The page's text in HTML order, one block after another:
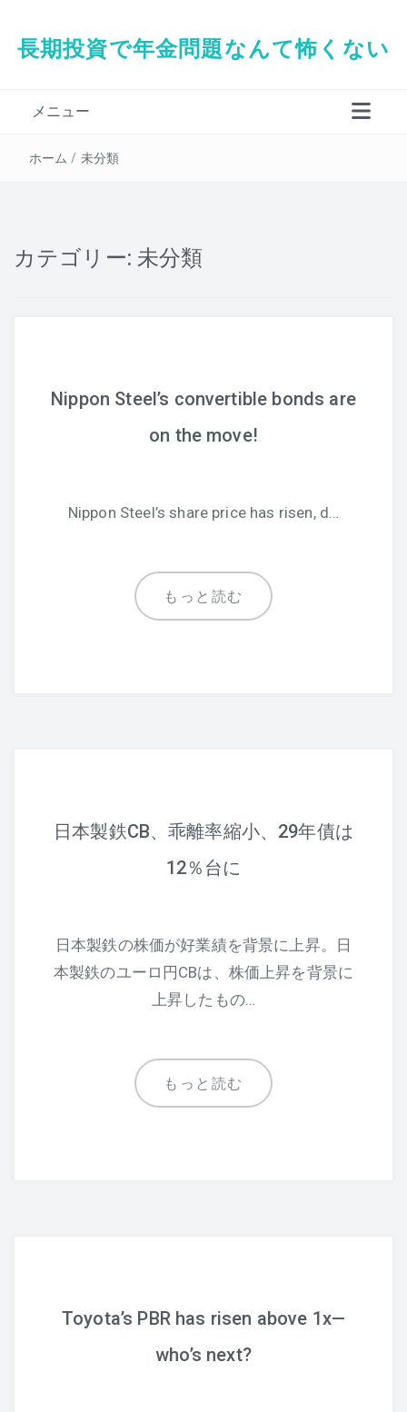
長期投資で年金問題なんて怖くない
メニュー
タダシの経歴
ホーム / 未分類
カテゴリー:未分類
Nippon Steel’s convertible bonds are
on the move!
Nippon Steel’s share price has risen, d…
もっと読む
日本製鉄CB、乖離率縮小、29年債は
12％台に
日本製鉄の株価が好業績を背景に上昇。日
本製鉄のユーロ円CBは、株価上昇を背景に
上昇したもの…
もっと読む
Toyota’s PBR has risen above 1x—
who’s next?